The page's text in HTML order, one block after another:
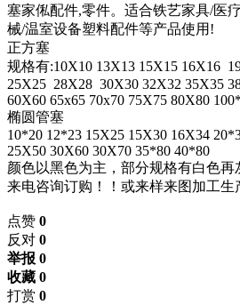
塞家俬配件,零件。适合铁艺家具/医
械/温室设备塑料配件等产品使用!
正方塞
规格有:10X10 13X13 15X15 16X16
25X25 28X28 30X30 32X32 35X35
60X60 65x65 70x70 75X75 80X80
椭圆管塞
10*20 12*23 15X25 15X30 16X34
25X50 30X60 30X70 35*80 40*80
颜色以黑色为主，部分规格有白色再
来电咨询订购！！或来样来图加工生
点赞 0
反对 0
举报 0
收藏 0
打赏 0